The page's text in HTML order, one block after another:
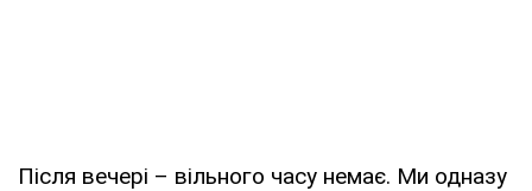
Після вечері – вільного часу немає. Ми одназу